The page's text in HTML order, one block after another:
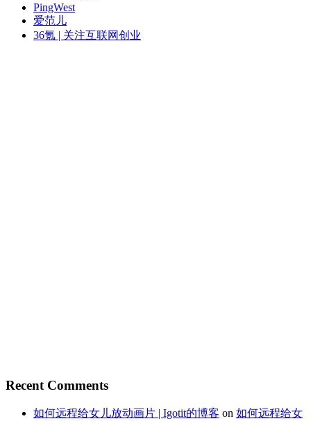
PingWest
爱范儿
36氪 | 关注互联网创业
Recent Comments
如何远程给女儿放动画片 | Igotit的博客 on 如何远程给女